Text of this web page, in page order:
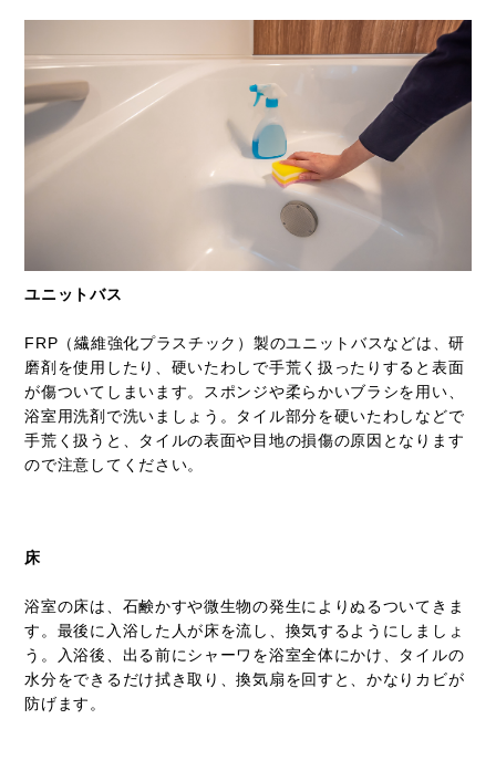
ユニットバス
FRP（繊維強化プラスチック）製のユニットバスなどは、研
磨剤を使用したり、硬いたわしで手荒く扱ったりすると表面
が傷ついてしまいます。スポンジや柔らかいブラシを用い、
浴室用洗剤で洗いましょう。タイル部分を硬いたわしなどで
手荒く扱うと、タイルの表面や目地の損傷の原因となります
ので注意してください。
床
浴室の床は、石鹸かすや微生物の発生によりぬるついてきま
す。最後に入浴した人が床を流し、換気するようにしましょ
う。入浴後、出る前にシャーワを浴室全体にかけ、タイルの
水分をできるだけ拭き取り、換気扇を回すと、かなりカビが
防げます。